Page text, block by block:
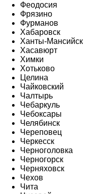
Феодосия
Фрязино
Фурманов
Хабаровск
Ханты-Мансийск
Хасавюрт
Химки
Хотьково
Целина
Чайковский
Чалтырь
Чебаркуль
Чебоксары
Челябинск
Череповец
Черкесск
Черноголовка
Черногорск
Черняховск
Чехов
Чита